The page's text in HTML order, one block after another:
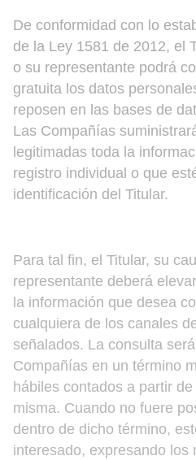
De conformidad con lo
de la Ley 1581 de 2012, el
o su representante podrá
gratuita los datos
reposen en las bases de
Las Compañías
legitimadas toda la
registro individual o que
identificación del Titular.
Para tal fin, el Titular, su
representante deberá
la información que desea
cualquiera de los canales
señalados. La consulta
Compañías en un término
hábiles contados a partir
misma. Cuando no fuere
dentro de dicho término,
interesado, expresando los